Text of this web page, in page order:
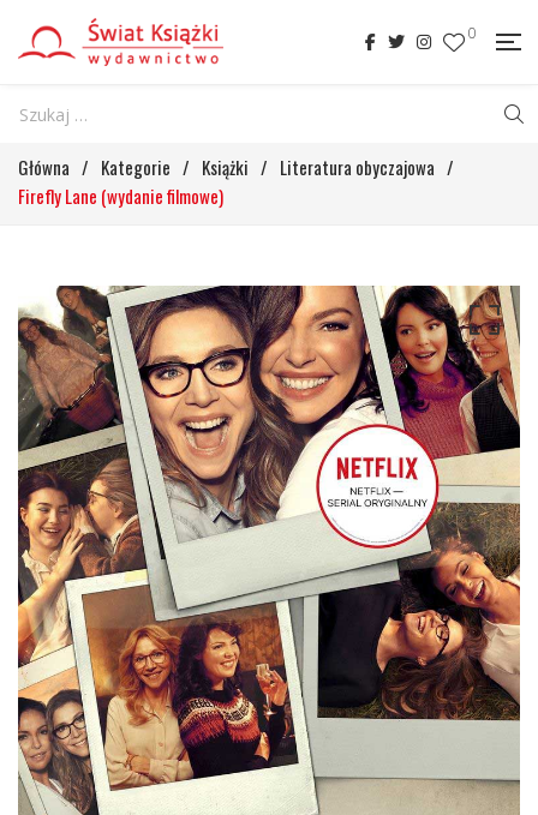
0
Główna / Kategorie / Książki / Literatura obyczajowa /
Firefly Lane (wydanie filmowe)